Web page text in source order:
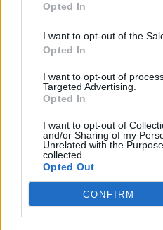
Opted In
I want to opt-out of the
Opted In
I want to opt-out of
Targeted Advertising.
Opted In
I want to opt-out of
and/or Sharing of my
Unrelated with the
collected.
Opted Out
CONFIRM
kształtu projektowanych
kwestia finansowania mediów
likwidację abonamentu radiowo-
kwotą 2,5 mld zł. Na takie
Finansów.
Cienkowska zaklina jednak
Ministerstwo Finansów wprost
„przedstawiona kwota jest
będzie miała negatywny wpływ
samorządowych”,minister w